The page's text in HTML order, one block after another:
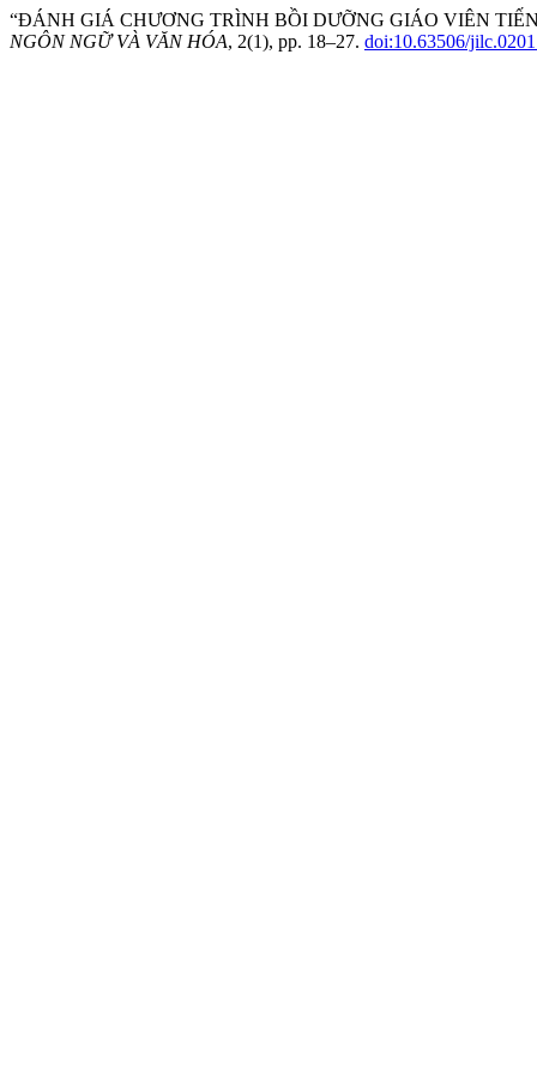
“ĐÁNH GIÁ CHƯƠNG TRÌNH BỒI DƯỠNG GIÁO VIÊN
NGÔN NGỮ VÀ VĂN HÓA, 2(1), pp. 18–27. doi:10.63506/